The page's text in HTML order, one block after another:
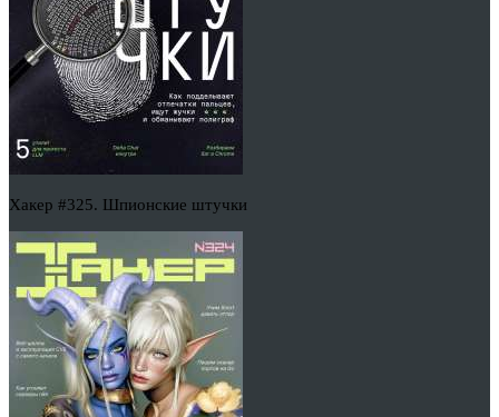
Хакер #325. Шпионские штучки